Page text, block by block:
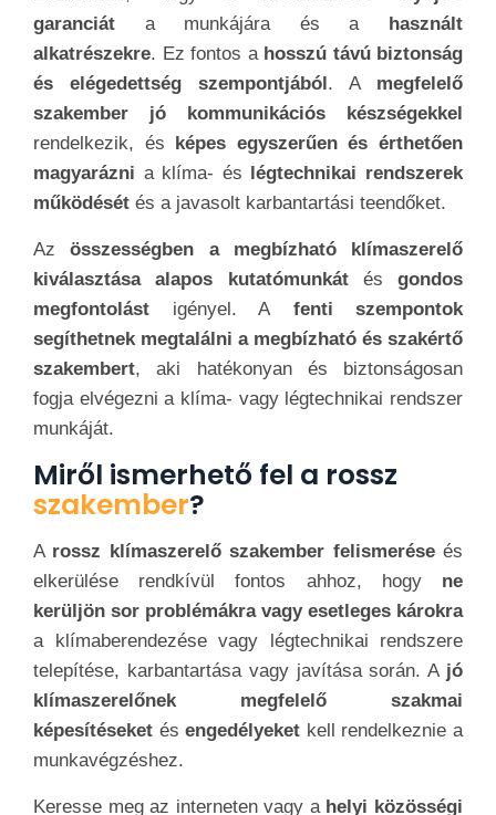
elkerülése rendkívül fontos ahhoz, hogy ne
kerüljön sor problémákra vagy esetleges károkra
a klímaberendezése vagy légtechnikai rendszere
telepítése, karbantartása vagy javítása során. A
jó
klímaszerelőnek megfelelő szakmai
képesítéseket
és engedélyeketkell rendelkeznie a
munkavégzéshez.
Keresse meg az interneten vagy a
helyi közösségi
fórumokon az adott klímaszerelővel kapcsolatos
véleményeket
és panaszokat . Ha
több negatív
értékelést vagy panaszt
talál,
érdemes
körültekintően megfontolni
a választást. Ha a
szerelőnek nehezen érthető vagy zavarosan
kommunikál
, vagy nem válaszol az Ön kérdéseire,
jelezheti a szakmai hozzáállás hiányát
Vigyázzon a túlzottan magas árajánlatokkal vagy a
rejtett költségekkel.
Arossz szakemberek hajlamosak lehetnek
átverniaz ügyfeleket, ésolyan szolgáltatásokat
ajánlani, amelyekvalójában nem szükségesek.
Ha aklímaberendezés vagylégtechnikai
rendszerműködésevagy hatékonysága nem
megfelelő, ez aszakember rossz munkavégzését
jelezheti. Azállandó problémák és hibák is
figyelmeztető jelek